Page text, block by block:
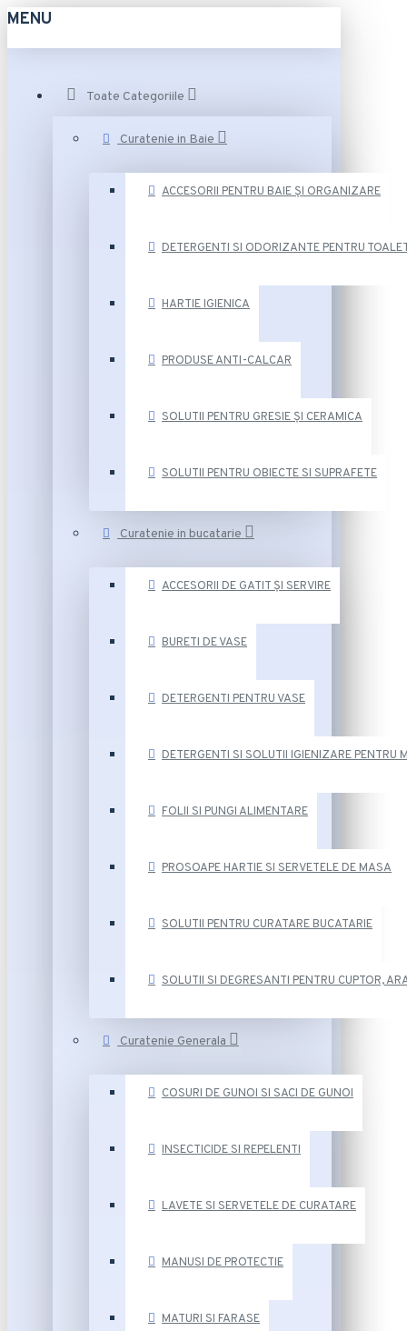
MENU
Toate Categoriile
Curatenie in Baie
ACCESORII PENTRU BAIE ȘI ORGANIZARE
DETERGENTI SI ODORIZANTE PENTRU
HARTIE IGIENICA
PRODUSE ANTI-CALCAR
SOLUTII PENTRU GRESIE ȘI CERAMICA
SOLUTII PENTRU OBIECTE SI SUPRAFETE
Curatenie in bucatarie
ACCESORII DE GATIT ȘI SERVIRE
BURETI DE VASE
DETERGENTI PENTRU VASE
DETERGENTI SI SOLUTII IGIENIZARE PENTRU
FOLII SI PUNGI ALIMENTARE
PROSOAPE HARTIE SI SERVETELE DE MASA
SOLUTII PENTRU CURATARE BUCATARIE
SOLUTII SI DEGRESANTI PENTRU CUPTOR,
Curatenie Generala
COSURI DE GUNOI SI SACI DE GUNOI
INSECTICIDE SI REPELENTI
LAVETE SI SERVETELE DE CURATARE
MANUSI DE PROTECTIE
MATURI SI FARASE